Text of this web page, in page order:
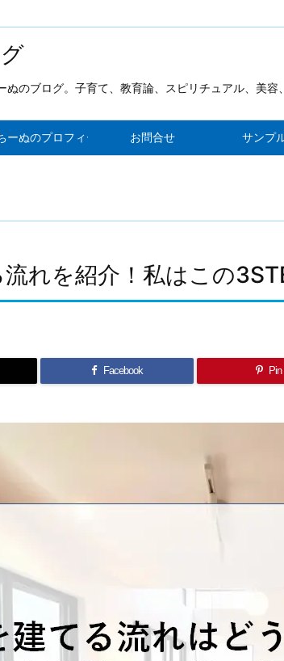
ぬのブログ。子育て、教育論、スピリチュアル、美
ーぬのプロフィール！新しい発見が出来るブログを作
お問合せ サンプ
れを紹介！私はこの
Facebook Pin